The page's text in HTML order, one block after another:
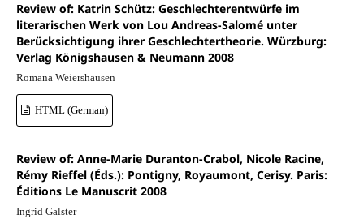
Review of: Katrin Schütz: Geschlechterentwürfe im
literarischen Werk von Lou Andreas-Salomé unter
Berücksichtigung ihrer Geschlechtertheorie. Würzburg:
Verlag Königshausen & Neumann 2008
Romana Weiershausen
HTML (German)
Review of: Anne-Marie Duranton-Crabol, Nicole Racine,
Rémy Rieffel (Éds.): Pontigny, Royaumont, Cerisy. Paris:
Éditions Le Manuscrit 2008
Ingrid Galster